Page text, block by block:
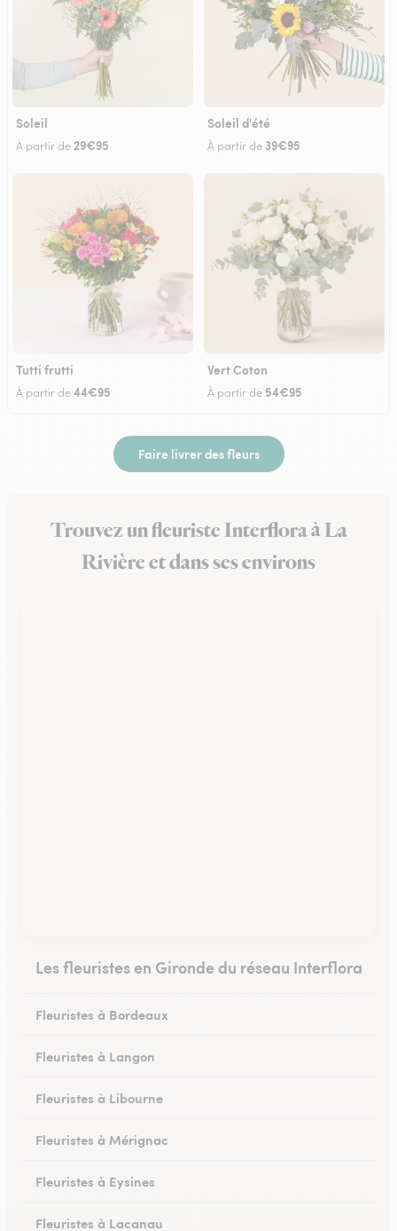
Soleil
À partir de29€95
Soleil d'été
À partir de 39€95
Tutti frutti
À partir de44€95
Vert Coton
À partir de 54€95
Faire livrer des fleurs
Trouvez un fleuriste Interflora à La
Rivière et dans ses environs
Les fleuristes en Gironde du réseau Interflora
Fleuristes à Bordeaux
Fleuristes à Langon
Fleuristes à Libourne
Fleuristes à Mérignac
Fleuristes à Eysines
Fleuristes à Lacanau